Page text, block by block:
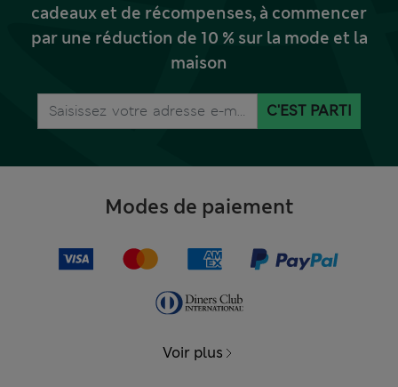
cadeaux et de récompenses, à commencer
par une réduction de 10 % sur la mode et la
maison
C'EST PARTI
Modes de paiement
Voir plus